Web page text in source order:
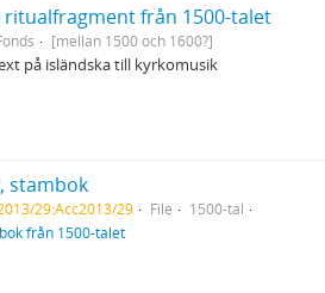
ritualfragment från 1500-talet
[mellan 1500 och 1600?]
på isländska till kyrkomusik
stambok
29:Acc2013/29 File
1500-tal
från 1500-talet